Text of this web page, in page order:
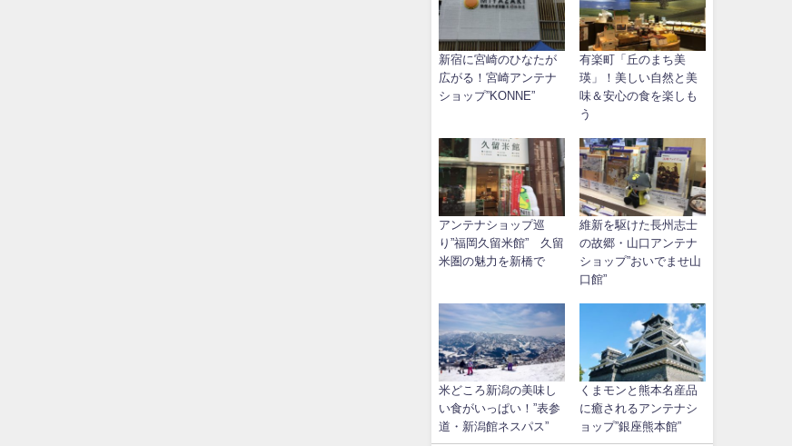
新宿に宮崎のひなたが
広がる！宮崎アンテナ
ショップ”KONNE”
有楽町「丘のまち美
瑛」！美しい自然と美
味＆安心の食を楽しも
う
アンテナショップ巡
り”福岡久留米館” 久留
米圏の魅力を新橋で
維新を駆けた長州志士
の故郷・山口アンテナ
ショップ”おいでませ山
口館”
米どころ新潟の美味し
い食がいっぱい！”表参
道・新潟館ネスパス”
くまモンと熊本名産品
に癒されるアンテナシ
ョップ”銀座熊本館”